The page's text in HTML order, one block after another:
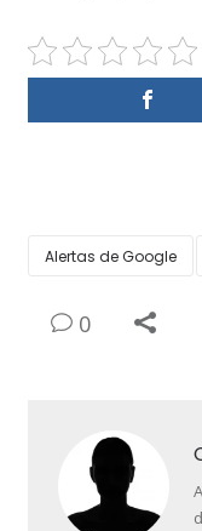
Alertas de Google
0